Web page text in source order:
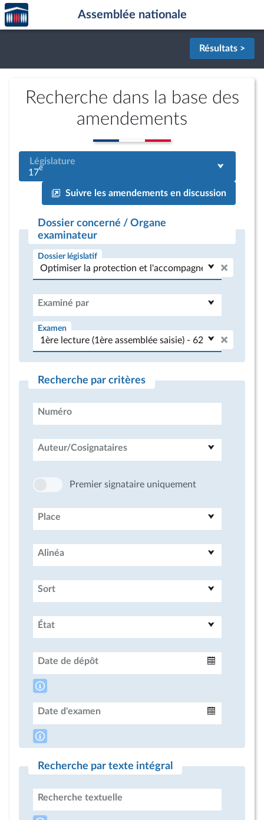
Aller au contenu
Aller en bas de la page
Accèder
à la
page
Assemblée nationale
Résultats >
Recherche dans la base des
amendements
Législature
17e
Suivre les amendements en discussion
Dossier concerné / Organe
examinateur
Dossier législatif
Examiné par
Examen
Recherche par critères
Numéro
Auteur/Cosignataires
Premier signataire uniquement
Place
Alinéa
Sort
État
Date de dépôt
Date d'examen
Recherche par texte intégral
Recherche textuelle